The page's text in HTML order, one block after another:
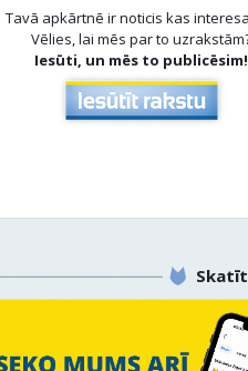
Tavā apkārtnē ir noticis kas
Vēlies, lai mēs par to
Iesūti, un mēs to publicēsim!